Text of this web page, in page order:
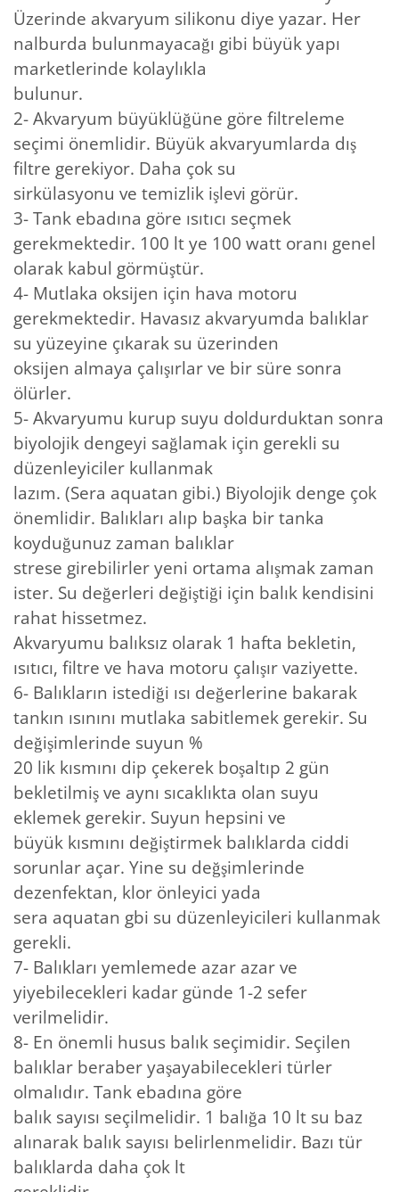
Üzerinde akvaryum silikonu diye yazar. Her
nalburda bulunmayacağı gibi büyük yapı
marketlerinde kolaylıkla
bulunur.
2- Akvaryum büyüklüğüne göre filtreleme
seçimi önemlidir. Büyük akvaryumlarda dış
filtre gerekiyor. Daha çok su
sirkülasyonu ve temizlik işlevi görür.
3- Tank ebadına göre ısıtıcı seçmek
gerekmektedir. 100 lt ye 100 watt oranı genel
olarak kabul görmüştür.
4- Mutlaka oksijen için hava motoru
gerekmektedir. Havasız akvaryumda balıklar
su yüzeyine çıkarak su üzerinden
oksijen almaya çalışırlar ve bir süre sonra
ölürler.
5- Akvaryumu kurup suyu doldurduktan sonra
biyolojik dengeyi sağlamak için gerekli su
düzenleyiciler kullanmak
lazım. (Sera aquatan gibi.) Biyolojik denge çok
önemlidir. Balıkları alıp başka bir tanka
koyduğunuz zaman balıklar
strese girebilirler yeni ortama alışmak zaman
ister. Su değerleri değiştiği için balık kendisini
rahat hissetmez.
Akvaryumu balıksız olarak 1 hafta bekletin,
ısıtıcı, filtre ve hava motoru çalışır vaziyette.
6- Balıkların istediği ısı değerlerine bakarak
tankın ısınını mutlaka sabitlemek gerekir. Su
değişimlerinde suyun %
20 lik kısmını dip çekerek boşaltıp 2 gün
bekletilmiş ve aynı sıcaklıkta olan suyu
eklemek gerekir. Suyun hepsini ve
büyük kısmını değiştirmek balıklarda ciddi
sorunlar açar. Yine su değşimlerinde
dezenfektan, klor önleyici yada
sera aquatan gbi su düzenleyicileri kullanmak
gerekli.
7- Balıkları yemlemede azar azar ve
yiyebilecekleri kadar günde 1-2 sefer
verilmelidir.
8- En önemli husus balık seçimidir. Seçilen
balıklar beraber yaşayabilecekleri türler
olmalıdır. Tank ebadına göre
balık sayısı seçilmelidir. 1 balığa 10 lt su baz
alınarak balık sayısı belirlenmelidir. Bazı tür
balıklarda daha çok lt